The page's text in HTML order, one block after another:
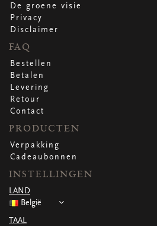
De groene visie
Privacy
Disclaimer
FAQ
Bestellen
Betalen
Levering
Retour
Contact
PRODUCTEN
Verpakking
Cadeaubonnen
INSTELLINGEN
LAND
België
TAAL